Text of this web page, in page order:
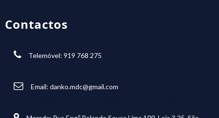
Contactos
Telemóvel: 919 768 275
Email: danko.mdc@gmail.com